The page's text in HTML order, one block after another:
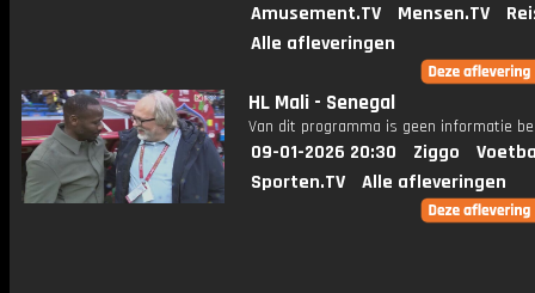
Amusement.TV
Mensen.TV
Alle afleveringen
HL Mali - Senegal
Van dit programma is geen informatie
09-01-2026 20:30 Ziggo
Sporten.TV
Alle afleveringen